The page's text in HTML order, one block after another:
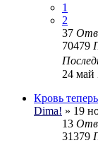
1
2
37
70479
24 май
Кровь
Dima! » 19
13
31379